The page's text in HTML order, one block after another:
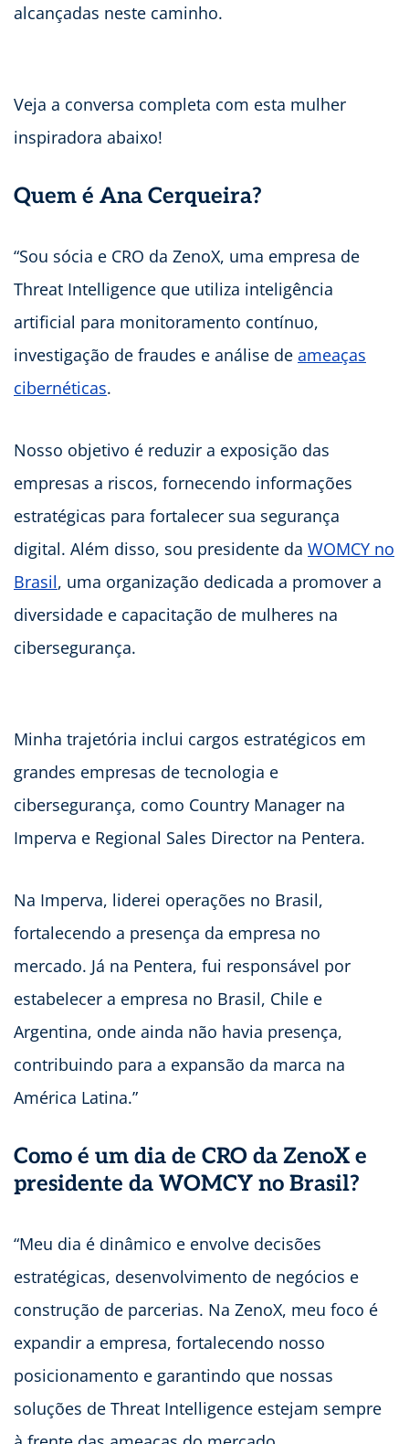
alcançadas neste caminho.
Veja a conversa completa com esta mulher
inspiradora abaixo!
Quem é Ana Cerqueira?
“Sou sócia e CRO da ZenoX, uma empresa de
Threat Intelligence que utiliza inteligência
artificial para monitoramento contínuo,
investigação de fraudes e análise de ameaças
cibernéticas.
Nosso objetivo é reduzir a exposição das
empresas a riscos, fornecendo informações
estratégicas para fortalecer sua segurança
digital. Além disso, sou presidente da WOMCY no
Brasil, uma organização dedicada a promover a
diversidade e capacitação de mulheres na
cibersegurança.
Minha trajetória inclui cargos estratégicos em
grandes empresas de tecnologia e
cibersegurança, como Country Manager na
Imperva e Regional Sales Director na Pentera.
Na Imperva, liderei operações no Brasil,
fortalecendo a presença da empresa no
mercado. Já na Pentera, fui responsável por
estabelecer a empresa no Brasil, Chile e
Argentina, onde ainda não havia presença,
contribuindo para a expansão da marca na
América Latina.”
Como é um dia de CRO da ZenoX e
presidente da WOMCY no Brasil?
“Meu dia é dinâmico e envolve decisões
estratégicas, desenvolvimento de negócios e
construção de parcerias. Na ZenoX, meu foco é
expandir a empresa, fortalecendo nosso
posicionamento e garantindo que nossas
soluções de Threat Intelligence estejam sempre